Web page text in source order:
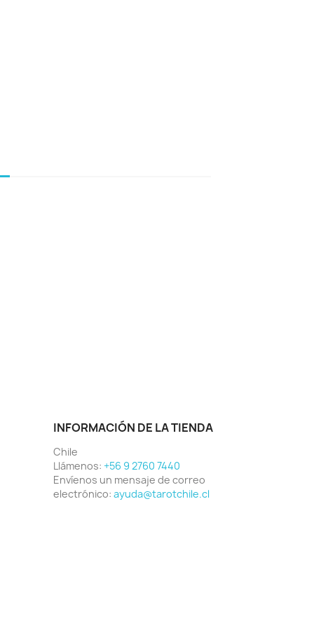
INFORMACIÓN DE LA TIENDA
Chile
Llámenos: +56 9 2760 7440
Envíenos un mensaje de correo
electrónico: ayuda@tarotchile.cl